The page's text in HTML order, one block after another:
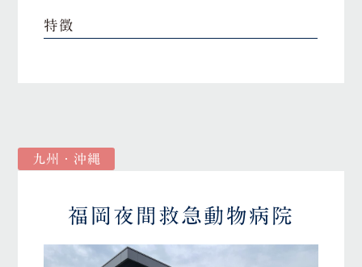
特徴
九州・沖縄
福岡夜間救急動物病院